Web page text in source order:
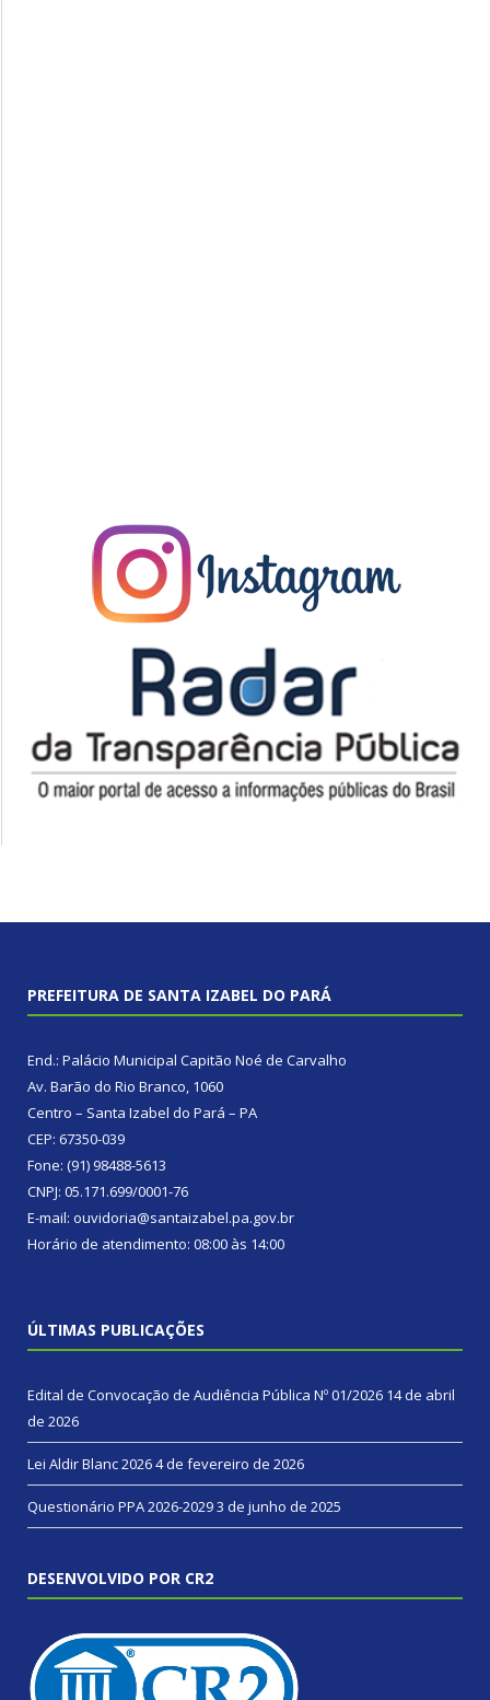
PREFEITURA DE SANTA IZABEL DO PARÁ
End.: Palácio Municipal Capitão Noé de Carvalho
Av. Barão do Rio Branco, 1060
Centro – Santa Izabel do Pará – PA
CEP: 67350-039
Fone: (91) 98488-5613
CNPJ: 05.171.699/0001-76
E-mail: ouvidoria@santaizabel.pa.gov.br
Horário de atendimento: 08:00 às 14:00
ÚLTIMAS PUBLICAÇÕES
Edital de Convocação de Audiência Pública Nº 01/2026 14 de abril
de 2026
Lei Aldir Blanc 20264 de fevereiro de 2026
Questionário PPA 2026-20293 de junho de 2025
DESENVOLVIDO POR CR2